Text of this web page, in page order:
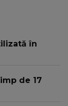
în
de 17